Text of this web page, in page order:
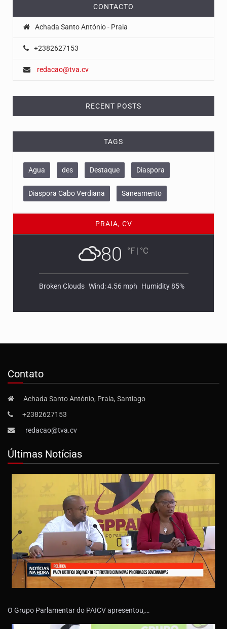
CONTACTO
Achada Santo António - Praia
+2382627153
redacao@tva.cv
RECENT POSTS
TAGS
Agua des Destaque Diaspora
Diaspora Cabo Verdiana Saneamento
PRAIA, CV
80 °F | °C
Broken Clouds Wind: 4.56 mph Humidity 85%
Contato
Achada Santo António, Praia, Santiago
+2382627153
redacao@tva.cv
Últimas Notícias
O Grupo Parlamentar do PAICV apresentou,…